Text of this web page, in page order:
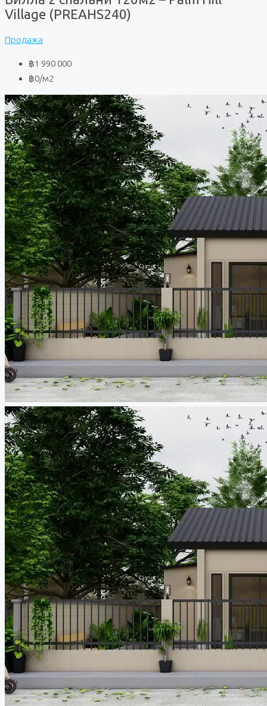
Village (PREAHS240)
Продажа
฿1 990 000
฿0/м2